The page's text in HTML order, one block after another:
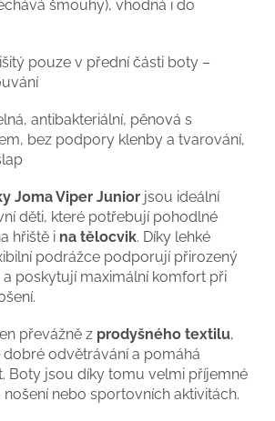
šmouhy), vhodná i do
pouze v přední části boty –
antibakteriální, pěnová s
bez podpory klenby a tvarování,
Joma Viper Junior jsou ideální
děti, které potřebují pohodlné
hřiště i na tělocvik. Díky lehké
podrážce podporují přirozený
poskytují maximální komfort při
převážně z prodyšného textilu,
odvětrávání a pomáhá
Boty jsou díky tomu velmi příjemné
nebo sportovních aktivitách.